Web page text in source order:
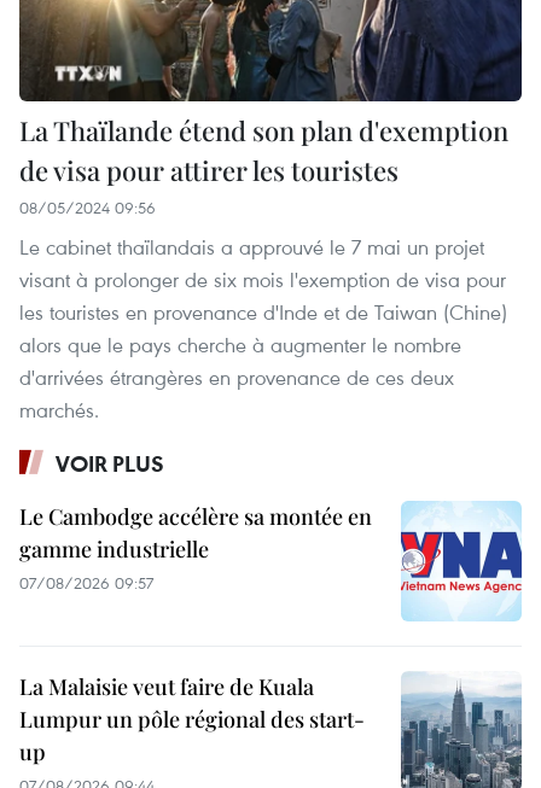
La Thaïlande étend son plan d'exemption
de visa pour attirer les touristes
08/05/2024 09:56
Le cabinet thaïlandais a approuvé le 7 mai un projet
visant à prolonger de six mois l'exemption de visa pour
les touristes en provenance d'Inde et de Taiwan (Chine)
alors que le pays cherche à augmenter le nombre
d'arrivées étrangères en provenance de ces deux
marchés.
VOIR PLUS
Le Cambodge accélère sa montée en
gamme industrielle
07/08/2026 09:57
La Malaisie veut faire de Kuala
Lumpur un pôle régional des start-
up